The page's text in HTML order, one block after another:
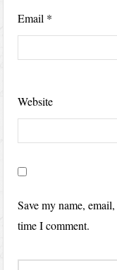
Email *
Website
Save my name,
time I comment.